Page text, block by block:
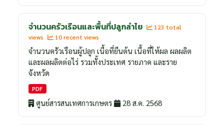
จำนวนครัวเรือนและพื้นที่ปลูกลำไย
123 total
views
10 recent views
จำนวนครัวเรือนผู้ปลูก เนื้อที่ยืนต้น เนื้อที่ให้ผล ผลผลิต
และผลผลิตต่อไร่ รวมทั้งประเทศ รายภาค และราย
จังหวัด
PDF
ศูนย์สารสนเทศการเกษตร 28 ส.ค. 2568